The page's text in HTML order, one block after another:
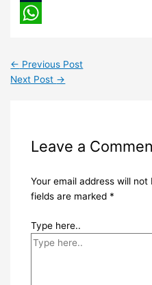
Tumblr
← Previous Post
Next Post →
Leave a
Your email address will not
fields are marked *
Type here..